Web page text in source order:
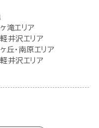
滝エリア
井沢エリア
丘・南原エリア
井沢エリア